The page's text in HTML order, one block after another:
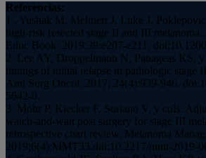
Referencias:
1 . Yushak M, Mehnert J, Luke J,
high-risk resected stage II and III
Educ Book. 2019;39:e207-e211.
2. Lee AY, Droppelmann N, Panageas KS, y
timings of initial relapse in pathologic stage
Ann Surg Oncol. 2017; 24(4):939-946.
5642-0.
3. Mohr P, Kiecker F, Soriano V, y cols.
watch-and-wait post surgery for stage III
retrospective chart review. Melanoma
2019;6(4):MMT33.doi:10.2217/mmt-2019-